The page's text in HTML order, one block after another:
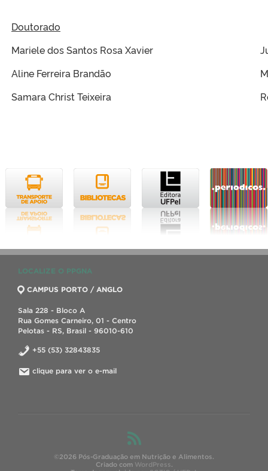
Doutorado
Mariele dos Santos Rosa Xavier
Aline Ferreira Brandão
Samara Christ Teixeira
LOCALIZE O PPGNA
CAMPUS PORTO / ANGLO
Sala 228 - Bloco A
Rua Gomes Carneiro, 01 - Centro
Pelotas - RS, Brasil - 96010-610
+55 (53) 32843835
clique para ver o e-mail
©2026 Pós-Graduação em Nutrição e Alimentos.
Criado com WordPress.